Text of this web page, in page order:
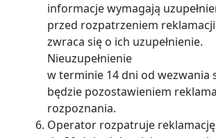
informacje wymagają
przed rozpatrzeniem
zwraca się o ich uzupełnienie.
Nieuzupełnienie
w terminie 14 dni od wezwania
będzie pozostawieniem
rozpoznania.
Operator rozpatruje